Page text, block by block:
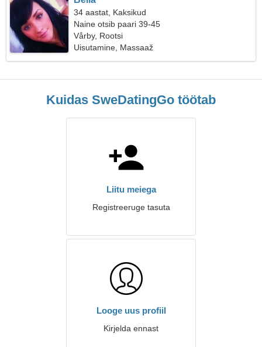
34 aastat, Kaksikud
Naine otsib paari 39-45
Vårby, Rootsi
Uisutamine, Massaaž
Kuidas SweDatingGo töötab
Liitu meiega
Registreeruge tasuta
Looge uus profiil
Kirjelda ennast